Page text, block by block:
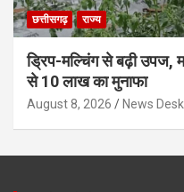
छत्तीसगढ़ राज्य
ड्रिप-मल्चिंग से बढ़ी उपज,
से 10 लाख का मुनाफा
August 8, 2026 News Desk